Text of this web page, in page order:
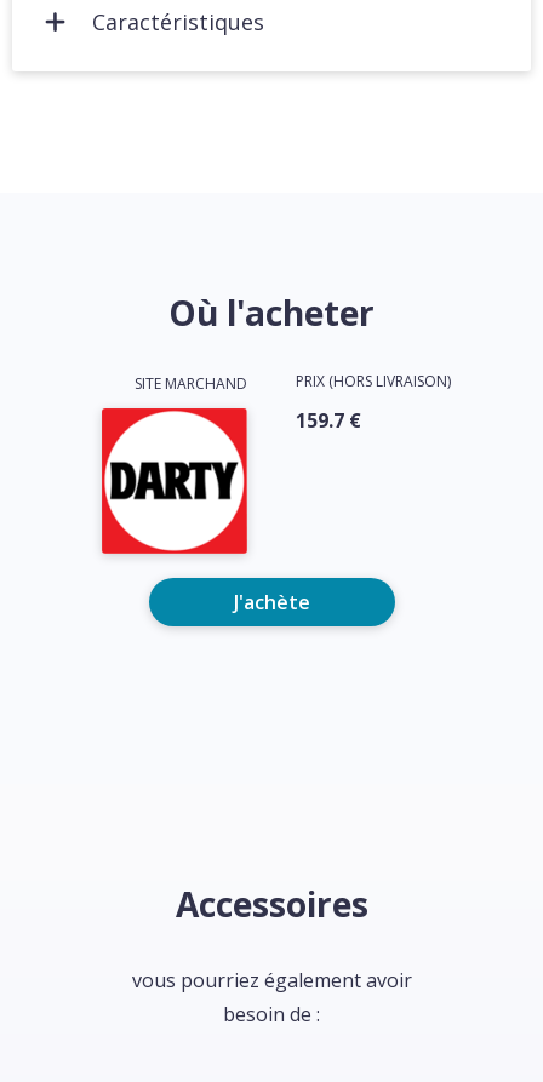
Caractéristiques
Où l'acheter
SITE MARCHAND PRIX (HORS LIVRAISON)
159.7 €
J'achète
Accessoires
vous pourriez également avoir
besoin de :